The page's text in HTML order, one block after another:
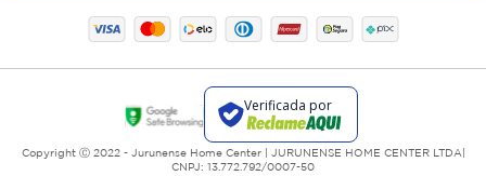
Copyright Ⓒ 2022 - Jurunense Home Center | JURUNENSE HOME CENTER LTDA|
CNPJ: 13.772.792/0007-50